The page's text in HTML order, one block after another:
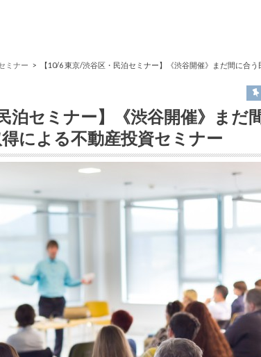
ミナー 【10/6 東京/渋谷区・民泊セミナー】《渋谷開催》まだ間に合
泊セミナー】《渋谷開催》まだ
による不動産投資セミナー